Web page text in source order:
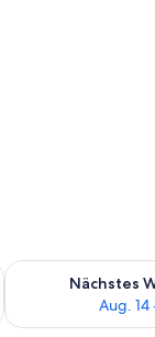
Nächstes
Aug. 14
Überprüfe die